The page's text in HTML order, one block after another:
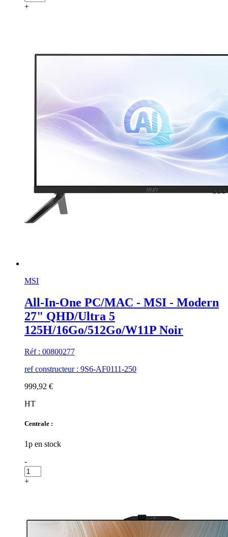
+
MSI
All-In-One PC/MAC - MSI - Modern
27" QHD/Ultra 5
125H/16Go/512Go/W11P Noir
Réf : 00800277
ref constructeur : 9S6-AF0111-250
999,92 €
HT
Centrale :
1p en stock
-
+